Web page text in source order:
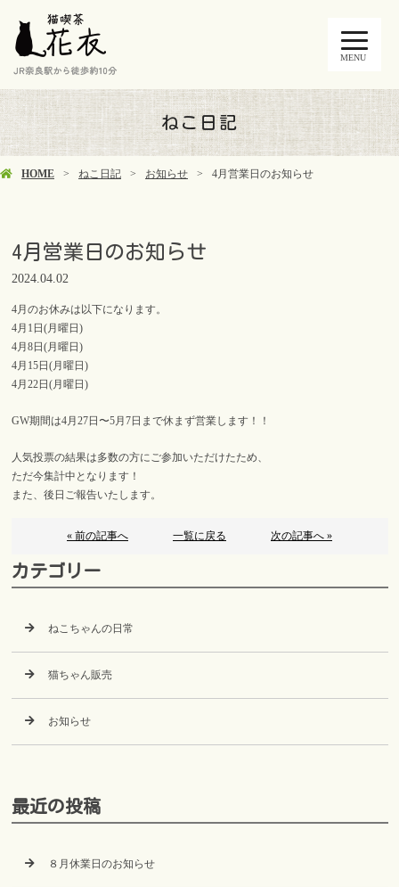
MENU
ねこ日記
HOME ねこ日記 お知らせ 4月営業日のお知らせ
4月営業日のお知らせ
2024.04.02
4月のお休みは以下になります。
4月1日(月曜日)
4月8日(月曜日)
4月15日(月曜日)
4月22日(月曜日)
GW期間は4月27日〜5月7日まで休まず営業します！！
人気投票の結果は多数の方にご参加いただけたため、
ただ今集計中となります！
また、後日ご報告いたします。
« 前の記事へ 一覧に戻る 次の記事へ »
カテゴリー
ねこちゃんの日常
猫ちゃん販売
お知らせ
最近の投稿
８月休業日のお知らせ